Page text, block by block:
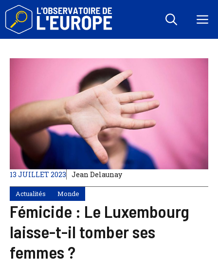
Aller
contenu
13 JUILLET 2023 Jean Delaunay
Actualités Monde
Fémicide : Le Luxembourg
laisse-t-il tomber ses
femmes ?